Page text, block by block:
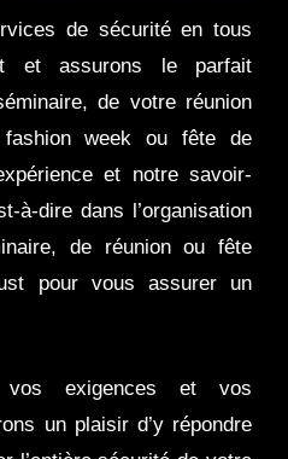
de sécurité en tous
et assurons le parfait
de votre réunion
fashion week ou fête de
et notre savoir-
à-dire dans l’organisation
de réunion ou fête
pour vous assurer un
vos exigences et vos
un plaisir d’y répondre